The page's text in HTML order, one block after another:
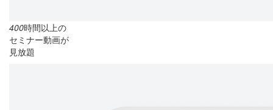
400時間以上の
セミナー動画が
見放題